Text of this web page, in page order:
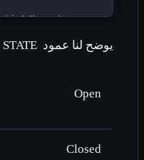
يوضح لنا عمود STATE
Open
Closed